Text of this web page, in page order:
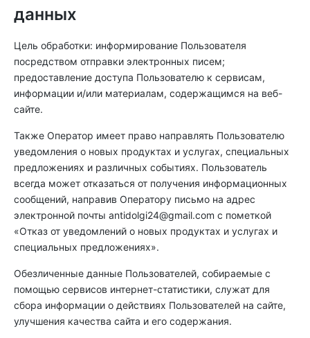
данных
Цель обработки: информирование Пользователя
посредством отправки электронных писем;
предоставление доступа Пользователю к сервисам,
информации и/или материалам, содержащимся на веб-
сайте.
Также Оператор имеет право направлять Пользователю
уведомления о новых продуктах и услугах, специальных
предложениях и различных событиях. Пользователь
всегда может отказаться от получения информационных
сообщений, направив Оператору письмо на адрес
электронной почты antidolgi24@gmail.com с пометкой
«Отказ от уведомлений о новых продуктах и услугах и
специальных предложениях».
Обезличенные данные Пользователей, собираемые с
помощью сервисов интернет-статистики, служат для
сбора информации о действиях Пользователей на сайте,
улучшения качества сайта и его содержания.